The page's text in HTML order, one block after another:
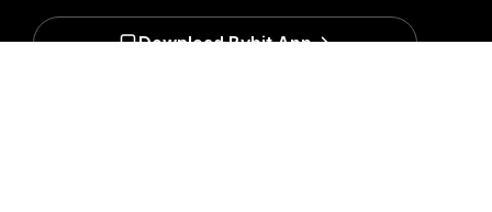
Download Bybit App